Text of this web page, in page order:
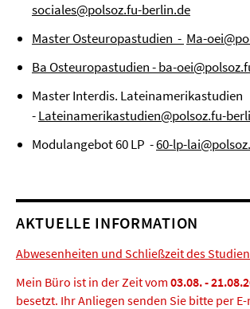
sociales@polsoz.fu-berlin.de
Master Osteuropastudien - Ma-
Ba Osteuropastudien -ba-
Master Interdis. Lateinamerikastudien
-Lateinamerikastudien@polsoz.fu-
Modulangebot 60 LP -60-lp-
AKTUELLE INFORMATION
Abwesenheiten und Schließzeit des
Mein Büro ist in der Zeit vom 03.08. -
besetzt. Ihr Anliegen senden Sie bitte per